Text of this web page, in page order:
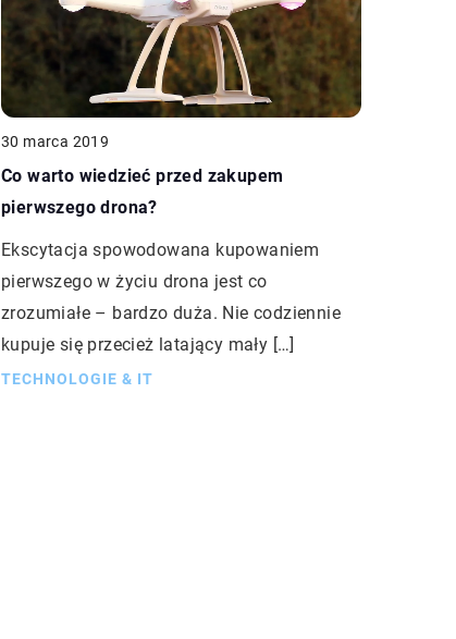
30 marca 2019
Co warto wiedzieć przed zakupem
pierwszego drona?
Ekscytacja spowodowana kupowaniem
pierwszego w życiu drona jest co
zrozumiałe – bardzo duża. Nie codziennie
kupuje się przecież latający mały […]
TECHNOLOGIE & IT